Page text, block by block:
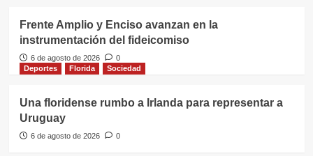
Frente Amplio y Enciso avanzan en la
instrumentación del fideicomiso
6 de agosto de 2026
0
Deportes
Florida Sociedad
Una floridense rumbo a Irlanda para representar a
Uruguay
6 de agosto de 2026 0